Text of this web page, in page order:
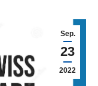
Sep.
23
2022